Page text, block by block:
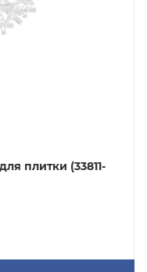
плитки (33811-